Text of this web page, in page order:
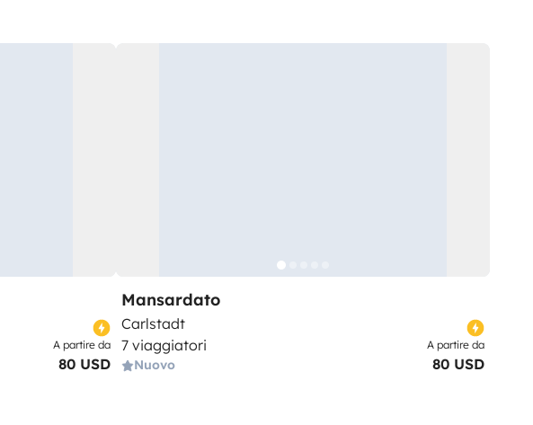
A partire da
80 USD
Mansardato
Carlstadt
7 viaggiatori
Nuovo
A partire da
80 USD